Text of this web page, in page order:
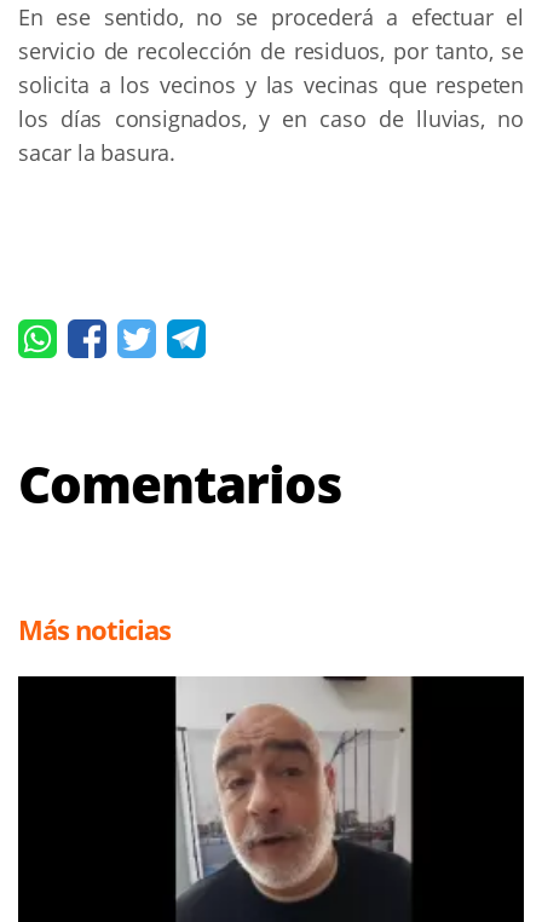
En ese sentido, no se procederá a efectuar el
servicio de recolección de residuos, por tanto, se
solicita a los vecinos y las vecinas que respeten
los días consignados, y en caso de lluvias, no
sacar la basura.
Comentarios
Más noticias